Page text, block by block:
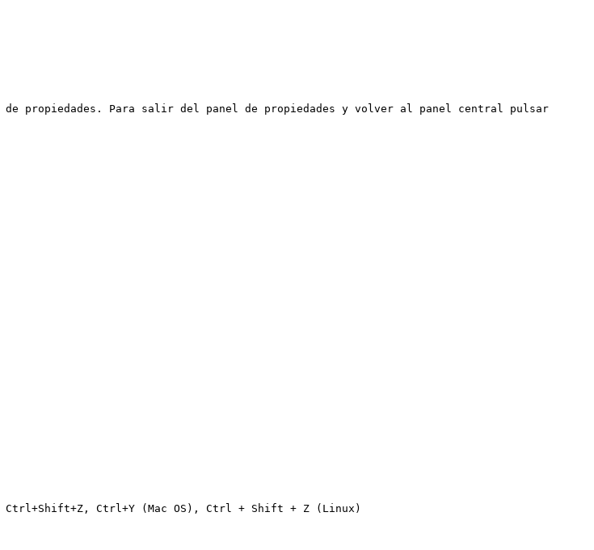
propiedades. Para salir del panel de propiedades y volver al panel central pulsar
Ctrl+Y (Mac OS), Ctrl + Shift + Z (Linux)